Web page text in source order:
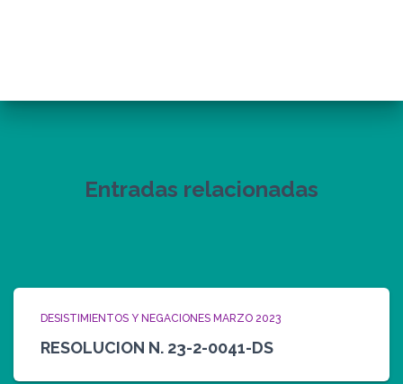
Entradas relacionadas
DESISTIMIENTOS Y NEGACIONES MARZO 2023
RESOLUCION N. 23-2-0041-DS